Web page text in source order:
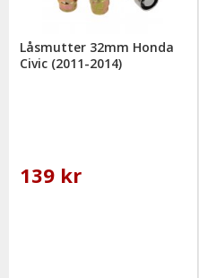
Låsmutter 32mm Honda
Civic (2011-2014)
139 kr